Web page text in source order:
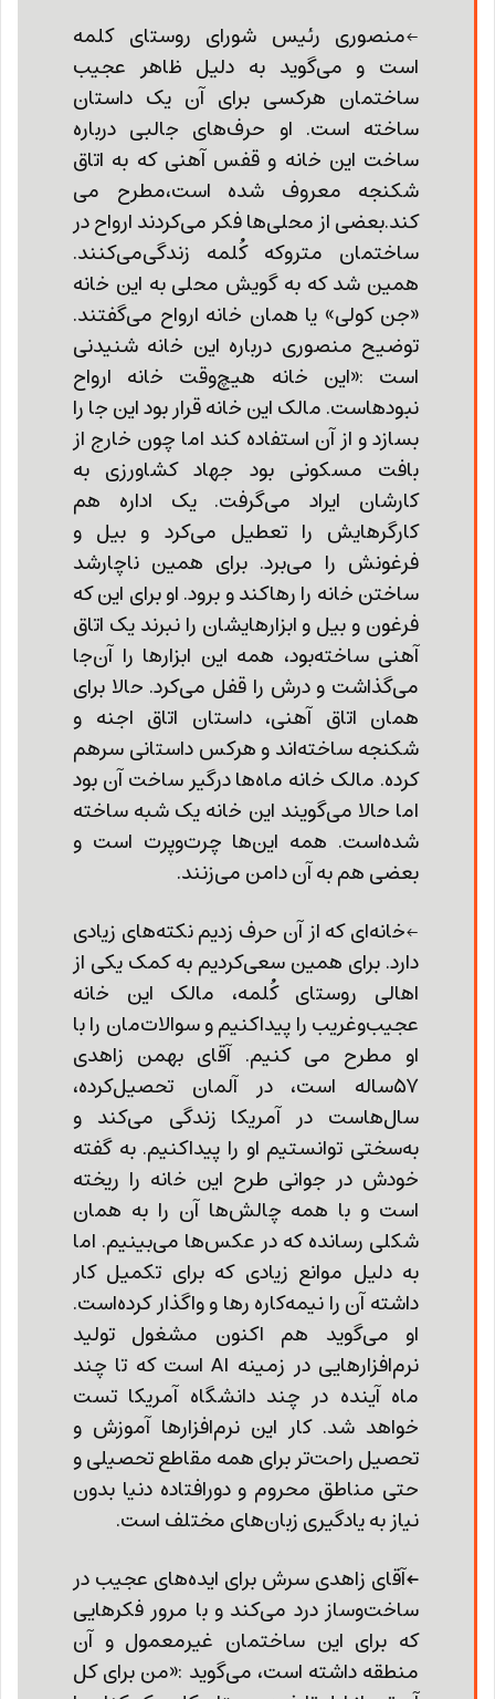
←منصوری رئیس شورای روستای کلمه
است و می‌گوید به دلیل ظاهر عجیب
ساختمان هرکسی برای آن یک داستان
ساخته ‌است. او حرف‌های جالبی درباره
ساخت این خانه و قفس آهنی که به اتاق
شکنجه معروف شده‌ است،مطرح می
کند.بعضی از محلی‌ها فکر می‌کردند ارواح در
ساختمان متروکه کُلمه زندگی‌می‌کنند.
همین شد که به گویش محلی به این خانه
«جن کولی» یا همان خانه ارواح می‌گفتند.
توضیح منصوری درباره این خانه شنیدنی
ا‌ست :«این خانه هیچ‌وقت خانه ارواح
نبوده‎است. مالک این خانه قرار بود این جا را
بسازد و از آن استفاده ‌کند اما چون خارج از
بافت مسکونی بود جهاد کشاورزی به
کارشان ایراد می‌گرفت. یک اداره هم
کارگرهایش را تعطیل ‌می‌کرد و بیل و
فرغونش را می‌برد. برای همین ناچارشد
ساختن خانه را رهاکند و برود. او برای این که
فرغون و بیل و ابزارهایشان را نبرند یک اتاق
آهنی ساخته‌بود، همه این ابزارها را آن‌جا
می‌گذاشت و درش را قفل می‌کرد. حالا برای
همان اتاق آهنی، داستان اتاق اجنه و
شکنجه ساخته‌اند و هرکس داستانی سرهم
کرده. مالک خانه ماه‌ها درگیر ساخت آن بود
اما حالا می‌گویند این خانه یک شبه ساخته
شده‌است. همه این‌ها چرت‌و‌پرت است و
بعضی هم به آن دامن می‌زنند.
←خانه‌ای که از آن‌ حرف زدیم نکته‌های زیادی
دارد. برای همین سعی‌کردیم به کمک یکی از
اهالی روستای کُلمه، مالک این خانه
عجیب‌وغریب را پیدا‌کنیم و سوالات‌مان را با
او مطرح می کنیم. آقای بهمن زاهدی
۵۷ساله است، در آلمان تحصیل‌کرده،
سال‌هاست در آمریکا زندگی می‌کند و
به‌سختی توانستیم او را پیدا‌کنیم. به گفته
خودش در جوانی طرح این خانه را ریخته‌
است و با همه چالش‌ها آن را به همان
شکلی رسانده که در عکس‌ها می‌بینیم. اما
به دلیل موانع زیادی که برای تکمیل کار
داشته آن را نیمه‌کاره رها و واگذار کرده‌است.
او می‌گوید هم اکنون مشغول تولید
نرم‌افزارهایی در زمینه AI است که تا چند
ماه آینده در چند دانشگاه آمریکا تست
خواهد شد. کار این نرم‌افزارها آموزش و
تحصیل راحت‌تر برای همه مقاطع تحصیلی و
حتی مناطق محروم و دورافتاده دنیا بدون
نیاز به یادگیری زبان‌های مختلف است.
←آقای زاهدی سرش برای ایده‌های عجیب در
ساخت‌و‌ساز درد می‌کند و با مرور فکرهایی
که برای این ساختمان غیرمعمول و آن
منطقه داشته ‌است، می‌گوید :«من برای کل